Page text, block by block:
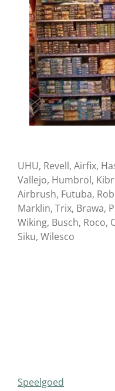
UHU, Revell, Airfix,
Vallejo, Humbrol,
Airbrush, Futuba,
Marklin, Trix, Brawa,
Wiking, Busch, Roco,
Siku, Wilesco
Speelgoed